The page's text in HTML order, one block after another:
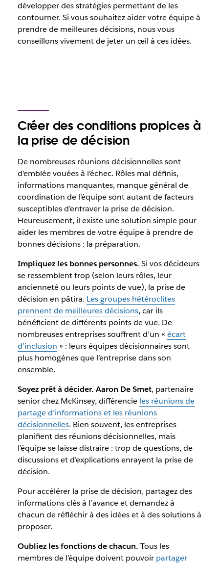
développer des stratégies permettant de les
contourner. Si vous souhaitez aider votre équipe à
prendre de meilleures décisions, nous vous
conseillons vivement de jeter un œil à ces idées.
Créer des conditions propices à
la prise de décision
De nombreuses réunions décisionnelles sont
d’emblée vouées à l’échec. Rôles mal définis,
informations manquantes, manque général de
coordination de l’équipe sont autant de facteurs
susceptibles d’entraver la prise de décision.
Heureusement, il existe une solution simple pour
aider les membres de votre équipe à prendre de
bonnes décisions : la préparation.
Impliquez les bonnes personnes. Si vos décideurs
se ressemblent trop (selon leurs rôles, leur
ancienneté ou leurs points de vue), la prise de
décision en pâtira. Les groupes hétéroclites
prennent de meilleures décisions, car ils
bénéficient de différents points de vue. De
nombreuses entreprises souffrent d’un « écart
d’inclusion » : leurs équipes décisionnaires sont
plus homogènes que l’entreprise dans son
ensemble.
Soyez prêt à décider. Aaron De Smet, partenaire
senior chez McKinsey, différencie les réunions de
partage d’informations et les réunions
décisionnelles. Bien souvent, les entreprises
planifient des réunions décisionnelles, mais
l’équipe se laisse distraire : trop de questions, de
discussions et d’explications enrayent la prise de
décision.
Pour accélérer la prise de décision, partagez des
informations clés à l’avance et demandez à
chacun de réfléchir à des idées et à des solutions à
proposer.
Oubliez les fonctions de chacun. Tous les
membres de l’équipe doivent pouvoir partager